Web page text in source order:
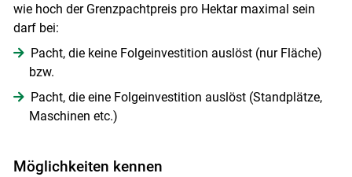
wie hoch der Grenzpachtpreis pro Hektar maximal sein
darf bei:
Pacht, die keine Folgeinvestition auslöst (nur Fläche)
bzw.
Pacht, die eine Folgeinvestition auslöst (Standplätze,
Maschinen etc.)
Möglichkeiten kennen